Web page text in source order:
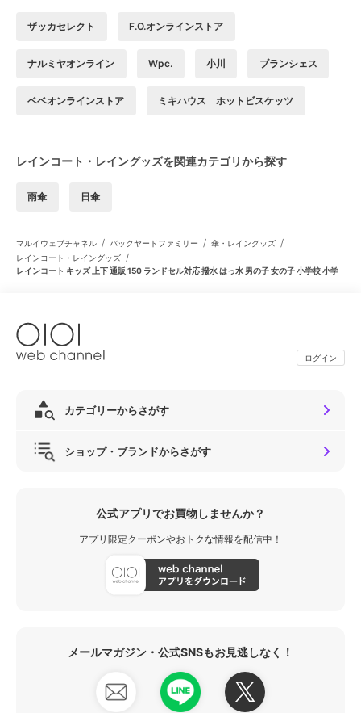
ザッカセレクト F.O.オンラインストア
ナルミヤオンライン Wpc. 小川 ブランシェス
ベベオンラインストア ミキハウス ホットビスケッツ
レインコート・レイングッズを関連カテゴリから探す
雨傘 日傘
マルイウェブチャネル / バックヤードファミリー / 傘・レイングッズ /
レインコート・レイングッズ /
レインコート キッズ 上下 通販 150 ランドセル対応 撥水 はっ水 男の子 女の子 小学校 小学
ログイン
カテゴリーからさがす
ショップ・ブランドからさがす
公式アプリでお買物しませんか？
アプリ限定クーポンやおトクな情報を配信中！
メールマガジン・公式SNSもお見逃しなく！